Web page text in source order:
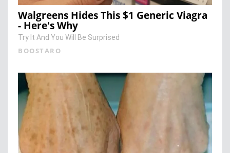
Walgreens Hides This $1 Generic Viagra
- Here's Why
Try It And You Will Be Surprised
BOOSTARO